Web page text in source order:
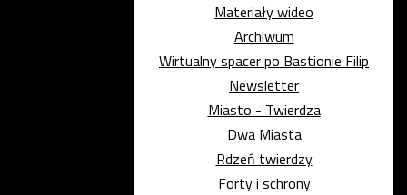
Materiały wideo
Archiwum
Wirtualny spacer po Bastionie Filip
Newsletter
Miasto - Twierdza
Dwa Miasta
Rdzeń twierdzy
Forty i schrony